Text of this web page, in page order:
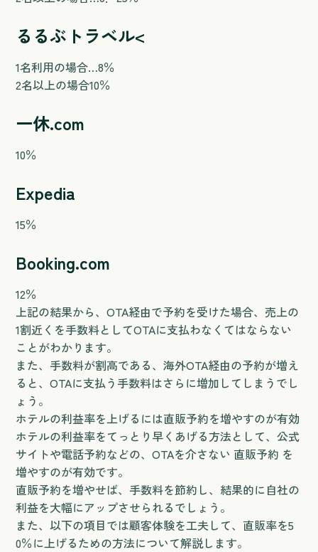
るるぶトラベル<
1名利用の場合…8％
2名以上の場合10％
一休.com
10％
Expedia
15％
Booking.com
12％
上記の結果から、OTA経由で予約を受けた場合、売上の
1割近くを手数料としてOTAに支払わなくてはならない
ことがわかります。
また、手数料が割高である、海外OTA経由の予約が増え
ると、OTAに支払う手数料はさらに増加してしまうでし
ょう。
ホテルの利益率を上げるには直販予約を増やすのが有効
ホテルの利益率をてっとり早くあげる方法として、公式
サイトや電話予約などの、OTAを介さない 直販予約 を
増やすのが有効です。
直販予約を増やせば、手数料を節約し、結果的に自社の
利益を大幅にアップさせられるでしょう。
また、以下の項目では顧客体験を工夫して、直販率を5
0％に上げるための方法について解説します。